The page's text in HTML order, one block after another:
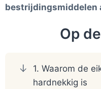
bestrijdingsmiddelen
Op
1. Waarom de
hardnekkig is